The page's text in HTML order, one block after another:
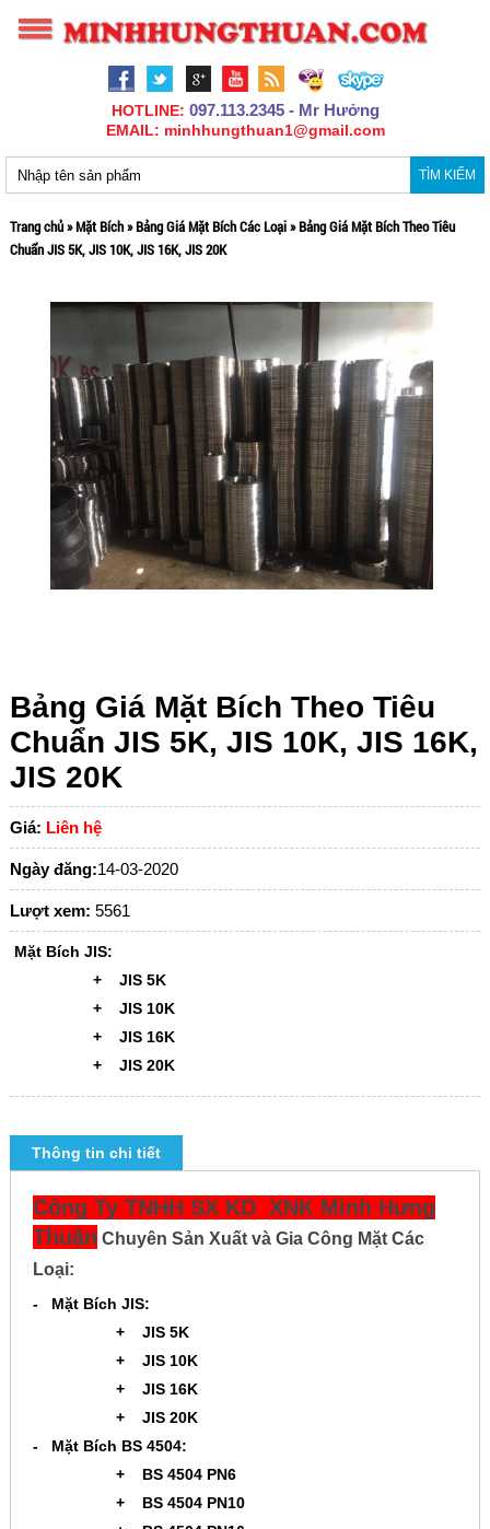
HOTLINE: 097.113.2345 - Mr Hưởng
EMAIL: minhhungthuan1@gmail.com
TÌM KIẾM
Trang chủ»Mặt Bích»Bảng Giá Mặt Bích Các Loại»Bảng Giá Mặt Bích Theo Tiêu
Chuẩn JIS 5K, JIS 10K, JIS 16K, JIS 20K
Bảng Giá Mặt Bích Theo Tiêu
Chuẩn JIS 5K, JIS 10K, JIS 16K,
JIS 20K
Giá: Liên hệ
Ngày đăng:14-03-2020
Lượt xem: 5561
Mặt Bích JIS:
+ JIS 5K
+ JIS 10K
+ JIS 16K
+ JIS 20K
Thông tin chi tiết
Công Ty TNHH SX KD XNK Minh Hưng
Thuận Chuyên Sản Xuất và Gia Công Mặt Các
Loại:
- Mặt Bích JIS:
+ JIS 5K
+ JIS 10K
+ JIS 16K
+ JIS 20K
- Mặt Bích BS 4504:
+ BS 4504 PN6
+ BS 4504 PN10